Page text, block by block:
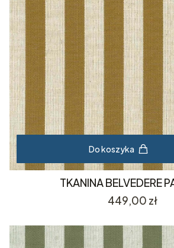
Do koszyka
TKANINA BELVEDERE
Cena
449,00 zł